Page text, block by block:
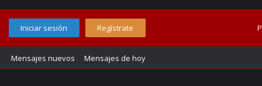
Iniciar sesión Regístrate
Mensajes nuevos Mensajes de hoy